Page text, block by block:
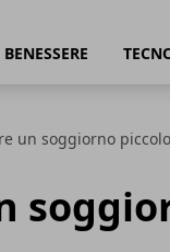
un soggiorno piccolo